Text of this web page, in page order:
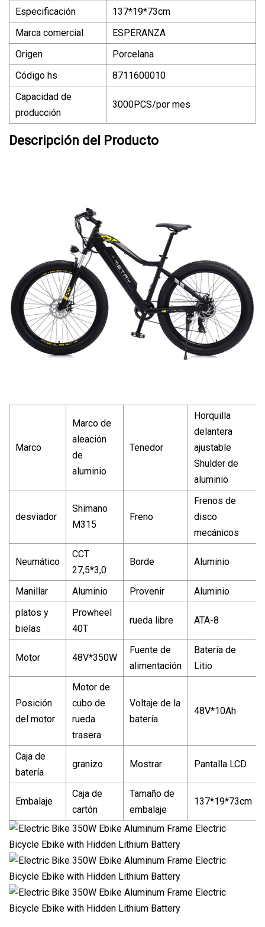
Especificación
137*19*73cm
Marca comercial
ESPERANZA
Origen
Porcelana
Código hs
8711600010
Capacidad de
producción
3000PCS/por mes
Descripción del Producto
Marco
Marco de
aleación
de
aluminio
Tenedor
Horquilla
delantera
ajustable
Shulder de
aluminio
desviador
Shimano
M315
Freno
Frenos de
disco
mecánicos
Neumático
CCT
27,5*3,0
Borde Aluminio
Manillar Aluminio Provenir
Aluminio
platos y
bielas
Prowheel
40T
rueda libre ATA-8
Motor 48V*350W
Fuente de
alimentación
Batería de
Litio
Posición
del motor
Motor de
cubo de
rueda
trasera
Voltaje de la
batería
48V*10Ah
Caja de
batería
granizo Mostrar Pantalla LCD
Embalaje
Caja de
cartón
Tamaño de
embalaje
137*19*73cm